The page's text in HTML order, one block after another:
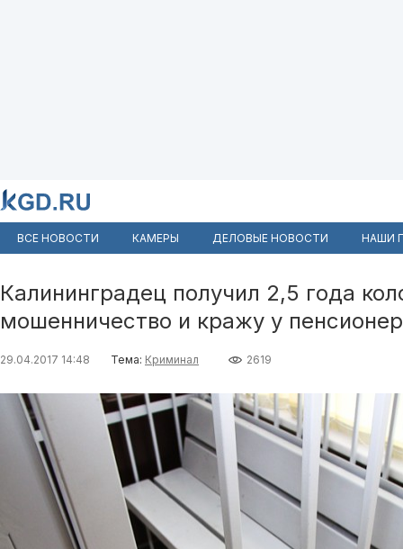
ВСЕ НОВОСТИ КАМЕРЫ ДЕЛОВЫЕ НОВОСТИ НАШИ
Калининградец получил 2,5 года
мошенничество и кражу у
29.04.2017 14:48 Тема: Криминал 2619